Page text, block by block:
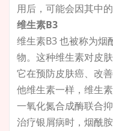
用后，可能会因其中
维生素B3
维生素B3 也被称为烟
物。这种维生素对皮
它在预防皮肤癌、改
他维生素一样，维生
一氧化氮合成酶联合
治疗银屑病时，烟酰